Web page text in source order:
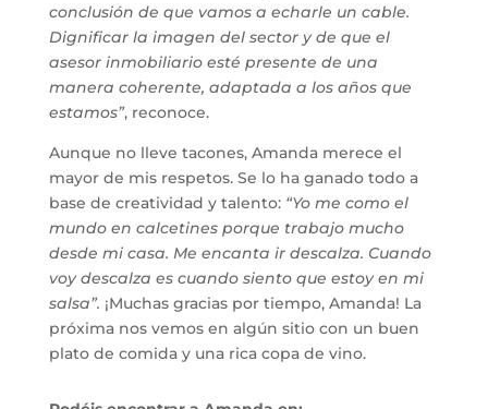
conclusión de que vamos a echarle un cable.
Dignificar la imagen del sector y de que el
asesor inmobiliario esté presente de una
manera coherente, adaptada a los años que
estamos”, reconoce.
Aunque no lleve tacones, Amanda merece el
mayor de mis respetos. Se lo ha ganado todo a
base de creatividad y talento: “Yo me como el
mundo en calcetines porque trabajo mucho
desde mi casa. Me encanta ir descalza. Cuando
voy descalza es cuando siento que estoy en mi
salsa”. ¡Muchas gracias por tiempo, Amanda! La
próxima nos vemos en algún sitio con un buen
plato de comida y una rica copa de vino.